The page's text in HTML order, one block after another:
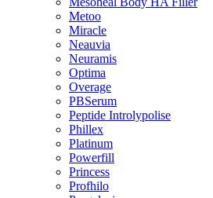
Metoo
Miracle
Neauvia
Neuramis
Optima
Overage
PBSerum
Peptide Introlypolise
Phillex
Platinum
Powerfill
Princess
Profhilo